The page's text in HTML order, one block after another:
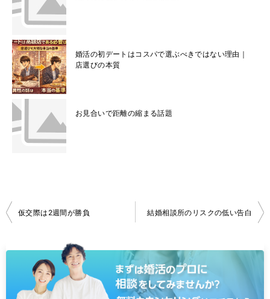
婚活の初デートはコスパで選ぶべきではない理由｜
店選びの本質
お見合いで距離の縮まる話題
投
ナ
仮交際は2週間が勝負 結婚相談所のリスクの低い告白